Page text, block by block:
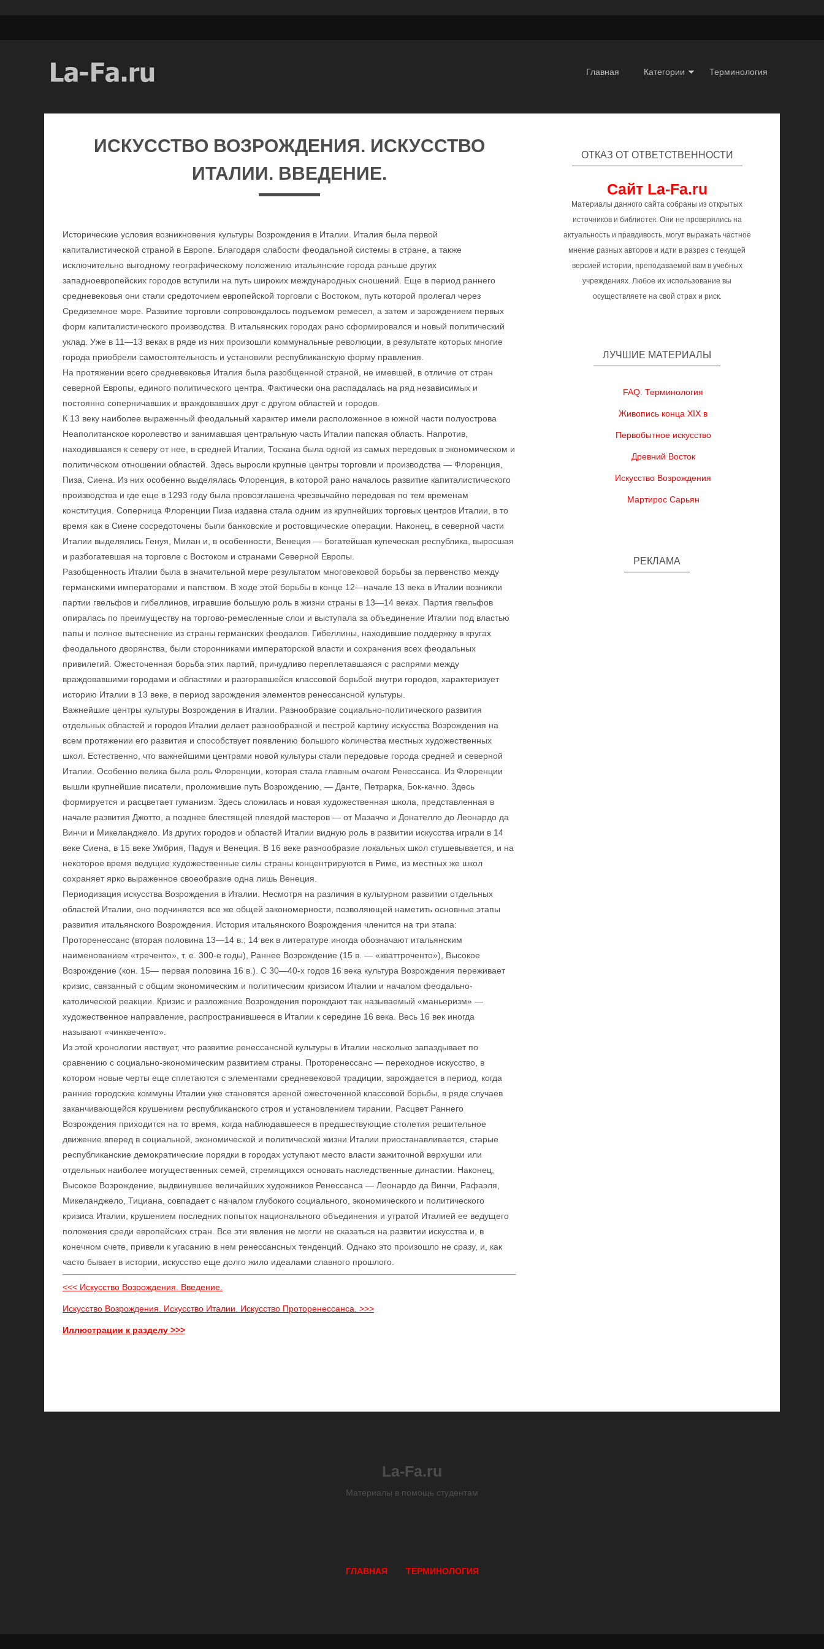
Главная Категории Терминология
ИСКУССТВО ВОЗРОЖДЕНИЯ. ИСКУССТВО
ИТАЛИИ. ВВЕДЕНИЕ.
Исторические условия возникновения культуры Возрождения в Италии. Италия была первой
капиталистической страной в Европе. Благодаря слабости феодальной системы в стране, а также
исключительно выгодному географическому положению итальянские города раньше других
западноевропейских городов вступили на путь широких международных сношений. Еще в период раннего
средневековья они стали средоточием европейской торговли с Востоком, путь которой пролегал через
Средиземное море. Развитие торговли сопровождалось подъемом ремесел, а затем и зарождением первых
форм капиталистического производства. В итальянских городах рано сформировался и новый политический
уклад. Уже в 11—13 веках в ряде из них произошли коммунальные революции, в результате которых многие
города приобрели самостоятельность и установили республиканскую форму правления.
На протяжении всего средневековья Италия была разобщенной страной, не имевшей, в отличие от стран
северной Европы, единого политического центра. Фактически она распадалась на ряд независимых и
постоянно соперничавших и враждовавших друг с другом областей и городов.
К 13 веку наиболее выраженный феодальный характер имели расположенное в южной части полуострова
Неаполитанское королевство и занимавшая центральную часть Италии папская область. Напротив,
находившаяся к северу от нее, в средней Италии, Тоскана была одной из самых передовых в экономическом и
политическом отношении областей. Здесь выросли крупные центры торговли и производства — Флоренция,
Пиза, Сиена. Из них особенно выделялась Флоренция, в которой рано началось развитие капиталистического
производства и где еще в 1293 году была провозглашена чрезвычайно передовая по тем временам
конституция. Соперница Флоренции Пиза издавна стала одним из крупнейших торговых центров Италии, в то
время как в Сиене сосредоточены были банковские и ростовщические операции. Наконец, в северной части
Италии выделялись Генуя, Милан и, в особенности, Венеция — богатейшая купеческая республика, выросшая
и разбогатевшая на торговле с Востоком и странами Северной Европы.
Разобщенность Италии была в значительной мере результатом многовековой борьбы за первенство между
германскими императорами и папством. В ходе этой борьбы в конце 12—начале 13 века в Италии возникли
партии гвельфов и гибеллинов, игравшие большую роль в жизни страны в 13—14 веках. Партия гвельфов
опиралась по преимуществу на торгово-ремесленные слои и выступала за объединение Италии под властью
папы и полное вытеснение из страны германских феодалов. Гибеллины, находившие поддержку в кругах
феодального дворянства, были сторонниками императорской власти и сохранения всех феодальных
привилегий. Ожесточенная борьба этих партий, причудливо переплетавшаяся с распрями между
враждовавшими городами и областями и разгоравшейся классовой борьбой внутри городов, характеризует
историю Италии в 13 веке, в период зарождения элементов ренессансной культуры.
Важнейшие центры культуры Возрождения в Италии. Разнообразие социально-политического развития
отдельных областей и городов Италии делает разнообразной и пестрой картину искусства Возрождения на
всем протяжении его развития и способствует появлению большого количества местных художественных
школ. Естественно, что важнейшими центрами новой культуры стали передовые города средней и северной
Италии. Особенно велика была роль Флоренции, которая стала главным очагом Ренессанса. Из Флоренции
вышли крупнейшие писатели, проложившие путь Возрождению, — Данте, Петрарка, Бок-каччо. Здесь
формируется и расцветает гуманизм. Здесь сложилась и новая художественная школа, представленная в
начале развития Джотто, а позднее блестящей плеядой мастеров — от Мазаччо и Донателло до Леонардо да
Винчи и Микеланджело. Из других городов и областей Италии видную роль в развитии искусства играли в 14
веке Сиена, в 15 веке Умбрия, Падуя и Венеция. В 16 веке разнообразие локальных школ стушевывается, и на
некоторое время ведущие художественные силы страны концентрируются в Риме, из местных же школ
сохраняет ярко выраженное своеобразие одна лишь Венеция.
Периодизация искусства Возрождения в Италии. Несмотря на различия в культурном развитии отдельных
областей Италии, оно подчиняется все же общей закономерности, позволяющей наметить основные этапы
развития итальянского Возрождения. История итальянского Возрождения членится на три этапа:
Проторенессанс (вторая половина 13—14 в.; 14 век в литературе иногда обозначают итальянским
наименованием «треченто», т. е. 300-е годы), Раннее Возрождение (15 в. — «кваттроченто»), Высокое
Возрождение (кон. 15— первая половина 16 в.). С 30—40-х годов 16 века культура Возрождения переживает
кризис, связанный с общим экономическим и политическим кризисом Италии и началом феодально-
католической реакции. Кризис и разложение Возрождения порождают так называемый «маньеризм» —
художественное направление, распространившееся в Италии к середине 16 века. Весь 16 век иногда
называют «чинквеченто».
Из этой хронологии явствует, что развитие ренессансной культуры в Италии несколько запаздывает по
сравнению с социально-экономическим развитием страны. Проторенессанс — переходное искусство, в
котором новые черты еще сплетаются с элементами средневековой традиции, зарождается в период, когда
ранние городские коммуны Италии уже становятся ареной ожесточенной классовой борьбы, в ряде случаев
заканчивающейся крушением республиканского строя и установлением тирании. Расцвет Раннего
Возрождения приходится на то время, когда наблюдавшееся в предшествующие столетия решительное
движение вперед в социальной, экономической и политической жизни Италии приостанавливается, старые
республиканские демократические порядки в городах уступают место власти зажиточной верхушки или
отдельных наиболее могущественных семей, стремящихся основать наследственные династии. Наконец,
Высокое Возрождение, выдвинувшее величайших художников Ренессанса — Леонардо да Винчи, Рафаэля,
Микеланджело, Тициана, совпадает с началом глубокого социального, экономического и политического
кризиса Италии, крушением последних попыток национального объединения и утратой Италией ее ведущего
положения среди европейских стран. Все эти явления не могли не сказаться на развитии искусства и, в
конечном счете, привели к угасанию в нем ренессансных тенденций. Однако это произошло не сразу, и, как
часто бывает в истории, искусство еще долго жило идеалами славного прошлого.
<<< Искусство Возрождения. Введение.
Искусство Возрождения. Искусство Италии. Искусство Проторенессанса. >>>
Иллюстрации к разделу >>>
ОТКАЗ ОТ ОТВЕТСТВЕННОСТИ
Сайт La-Fa.ru
Материалы данного сайта собраны из открытых
источников и библиотек. Они не проверялись на
актуальность и правдивость, могут выражать частное
мнение разных авторов и идти в разрез с текущей
версией истории, преподаваемой вам в учебных
учреждениях. Любое их использование вы
осуществляете на свой страх и риск.
ЛУЧШИЕ МАТЕРИАЛЫ
FAQ. Терминология
Живопись конца XIX в
Первобытное искусство
Древний Восток
Искусство Возрождения
Мартирос Сарьян
РЕКЛАМА
La-Fa.ru
Материалы в помощь студентам
ГЛАВНАЯ ТЕРМИНОЛОГИЯ